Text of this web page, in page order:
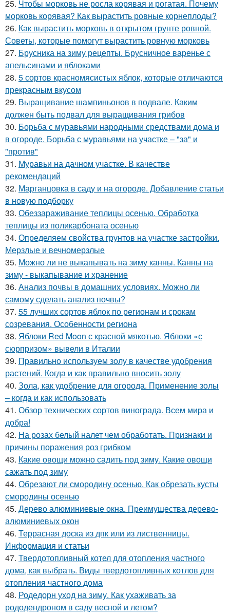
25. Чтобы морковь не росла корявая и рогатая. Почему
морковь корявая? Как вырастить ровные корнеплоды?
26. Как вырастить морковь в открытом грунте ровной.
Советы, которые помогут вырастить ровную морковь
27. Брусника на зиму рецепты. Брусничное варенье с
апельсинами и яблоками
28. 5 сортов красномясистых яблок, которые отличаются
прекрасным вкусом
29. Выращивание шампиньонов в подвале. Каким
должен быть подвал для выращивания грибов
30. Борьба с муравьями народными средствами дома и
в огороде. Борьба с муравьями на участке – "за" и
"против"
31. Муравьи на дачном участке. В качестве
рекомендаций
32. Марганцовка в саду и на огороде. Добавление статьи
в новую подборку
33. Обеззараживание теплицы осенью. Обработка
теплицы из поликарбоната осенью
34. Определяем свойства грунтов на участке застройки.
Мерзлые и вечномерзлые
35. Можно ли не выкапывать на зиму канны. Канны на
зиму - выкапывание и хранение
36. Анализ почвы в домашних условиях. Можно ли
самому сделать анализ почвы?
37. 55 лучших сортов яблок по регионам и срокам
созревания. Особенности региона
38. Яблоки Red Moon с красной мякотью. Яблоки «с
сюрпризом» вывели в Италии
39. Правильно используем золу в качестве удобрения
растений. Когда и как правильно вносить золу
40. Зола, как удобрение для огорода. Применение золы
– когда и как использовать
41. Обзор технических сортов винограда. Всем мира и
добра!
42. На розах белый налет чем обработать. Признаки и
причины поражения роз грибком
43. Какие овощи можно садить под зиму. Какие овощи
сажать под зиму
44. Обрезают ли смородину осенью. Как обрезать кусты
смородины осенью
45. Дерево алюминиевые окна. Преимущества дерево-
алюминиевых окон
46. Террасная доска из дпк или из лиственницы.
Информация и статьи
47. Твердотопливный котел для отопления частного
дома, как выбрать. Виды твердотопливных котлов для
отопления частного дома
48. Родедорн уход на зиму. Как ухаживать за
рододендроном в саду весной и летом?